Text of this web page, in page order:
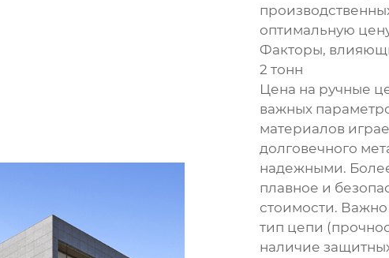
оптимальную
Факторы,
2 тонн
Цена на ручные
важных
материалов
долговечного
надежными.
плавное и
стоимости.
тип цепи
наличие